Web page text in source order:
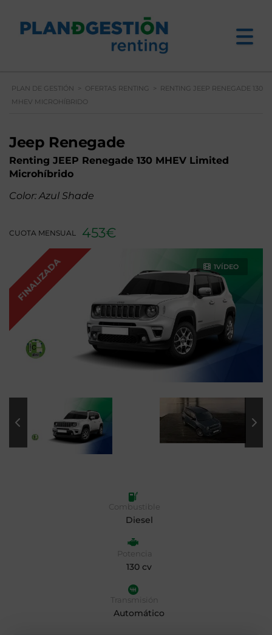
PLAN DE GESTIÓN > OFERTAS RENTING > RENTING JEEP RENEGADE 130
MHEV MICROHÍBRIDO
Jeep Renegade
Renting JEEP Renegade 130 MHEV Limited
Microhíbrido
Color: Azul Shade
CUOTA MENSUAL 453€
1VÍDEO
FINALIZADA
Combustible
Diesel
Potencia
130 cv
Transmisión
Automático